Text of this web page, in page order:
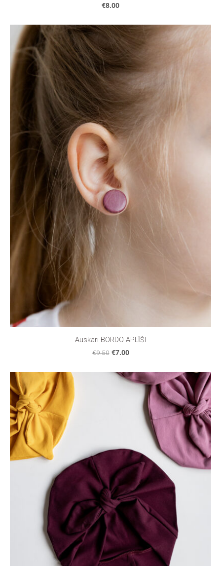
€8.00
Auskari BORDO APLĪŠI
€9.50 €7.00